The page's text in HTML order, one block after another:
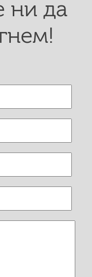
ни да